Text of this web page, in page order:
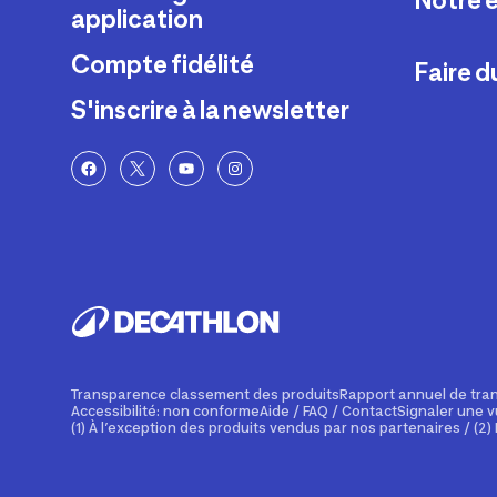
application
Compte fidélité
S'inscrire à la newsletter
Nos
Faire
Transparence classement des produitsRapport annuel de
Accessibilité: non conformeAide / FAQ / ContactSignaler une
(1) À l’exception des produits vendus par nos partenaires /